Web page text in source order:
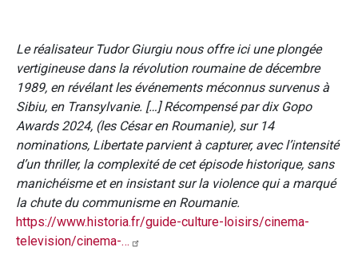
Le réalisateur Tudor Giurgiu nous offre ici une plongée
vertigineuse dans la révolution roumaine de décembre
1989, en révélant les événements méconnus survenus à
Sibiu, en Transylvanie. […] Récompensé par dix Gopo
Awards 2024, (les César en Roumanie), sur 14
nominations, Libertate parvient à capturer, avec l’intensité
d’un thriller, la complexité de cet épisode historique, sans
manichéisme et en insistant sur la violence qui a marqué
la chute du communisme en Roumanie.
https://www.historia.fr/guide-culture-loisirs/cinema-
television/cinema-…